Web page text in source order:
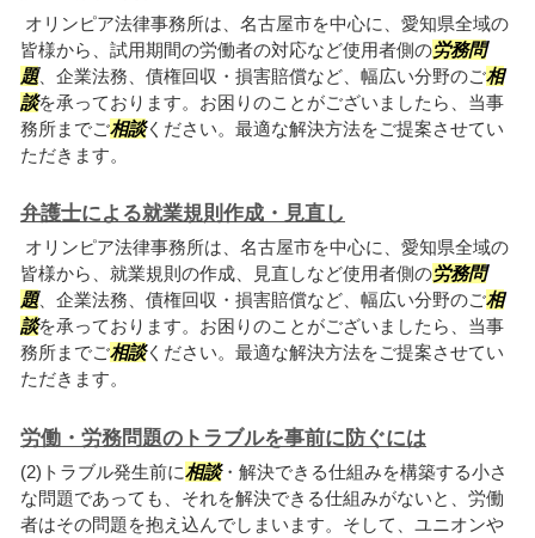
オリンピア法律事務所は、名古屋市を中心に、愛知県全域の
皆様から、試用期間の労働者の対応など使用者側の労務問
題、企業法務、債権回収・損害賠償など、幅広い分野のご相
談を承っております。お困りのことがございましたら、当事
務所までご相談ください。最適な解決方法をご提案させてい
ただきます。
弁護士による就業規則作成・見直し
オリンピア法律事務所は、名古屋市を中心に、愛知県全域の
皆様から、就業規則の作成、見直しなど使用者側の労務問
題、企業法務、債権回収・損害賠償など、幅広い分野のご相
談を承っております。お困りのことがございましたら、当事
務所までご相談ください。最適な解決方法をご提案させてい
ただきます。
労働・労務問題のトラブルを事前に防ぐには
(2)トラブル発生前に相談・解決できる仕組みを構築する小さ
な問題であっても、それを解決できる仕組みがないと、労働
者はその問題を抱え込んでしまいます。そして、ユニオンや